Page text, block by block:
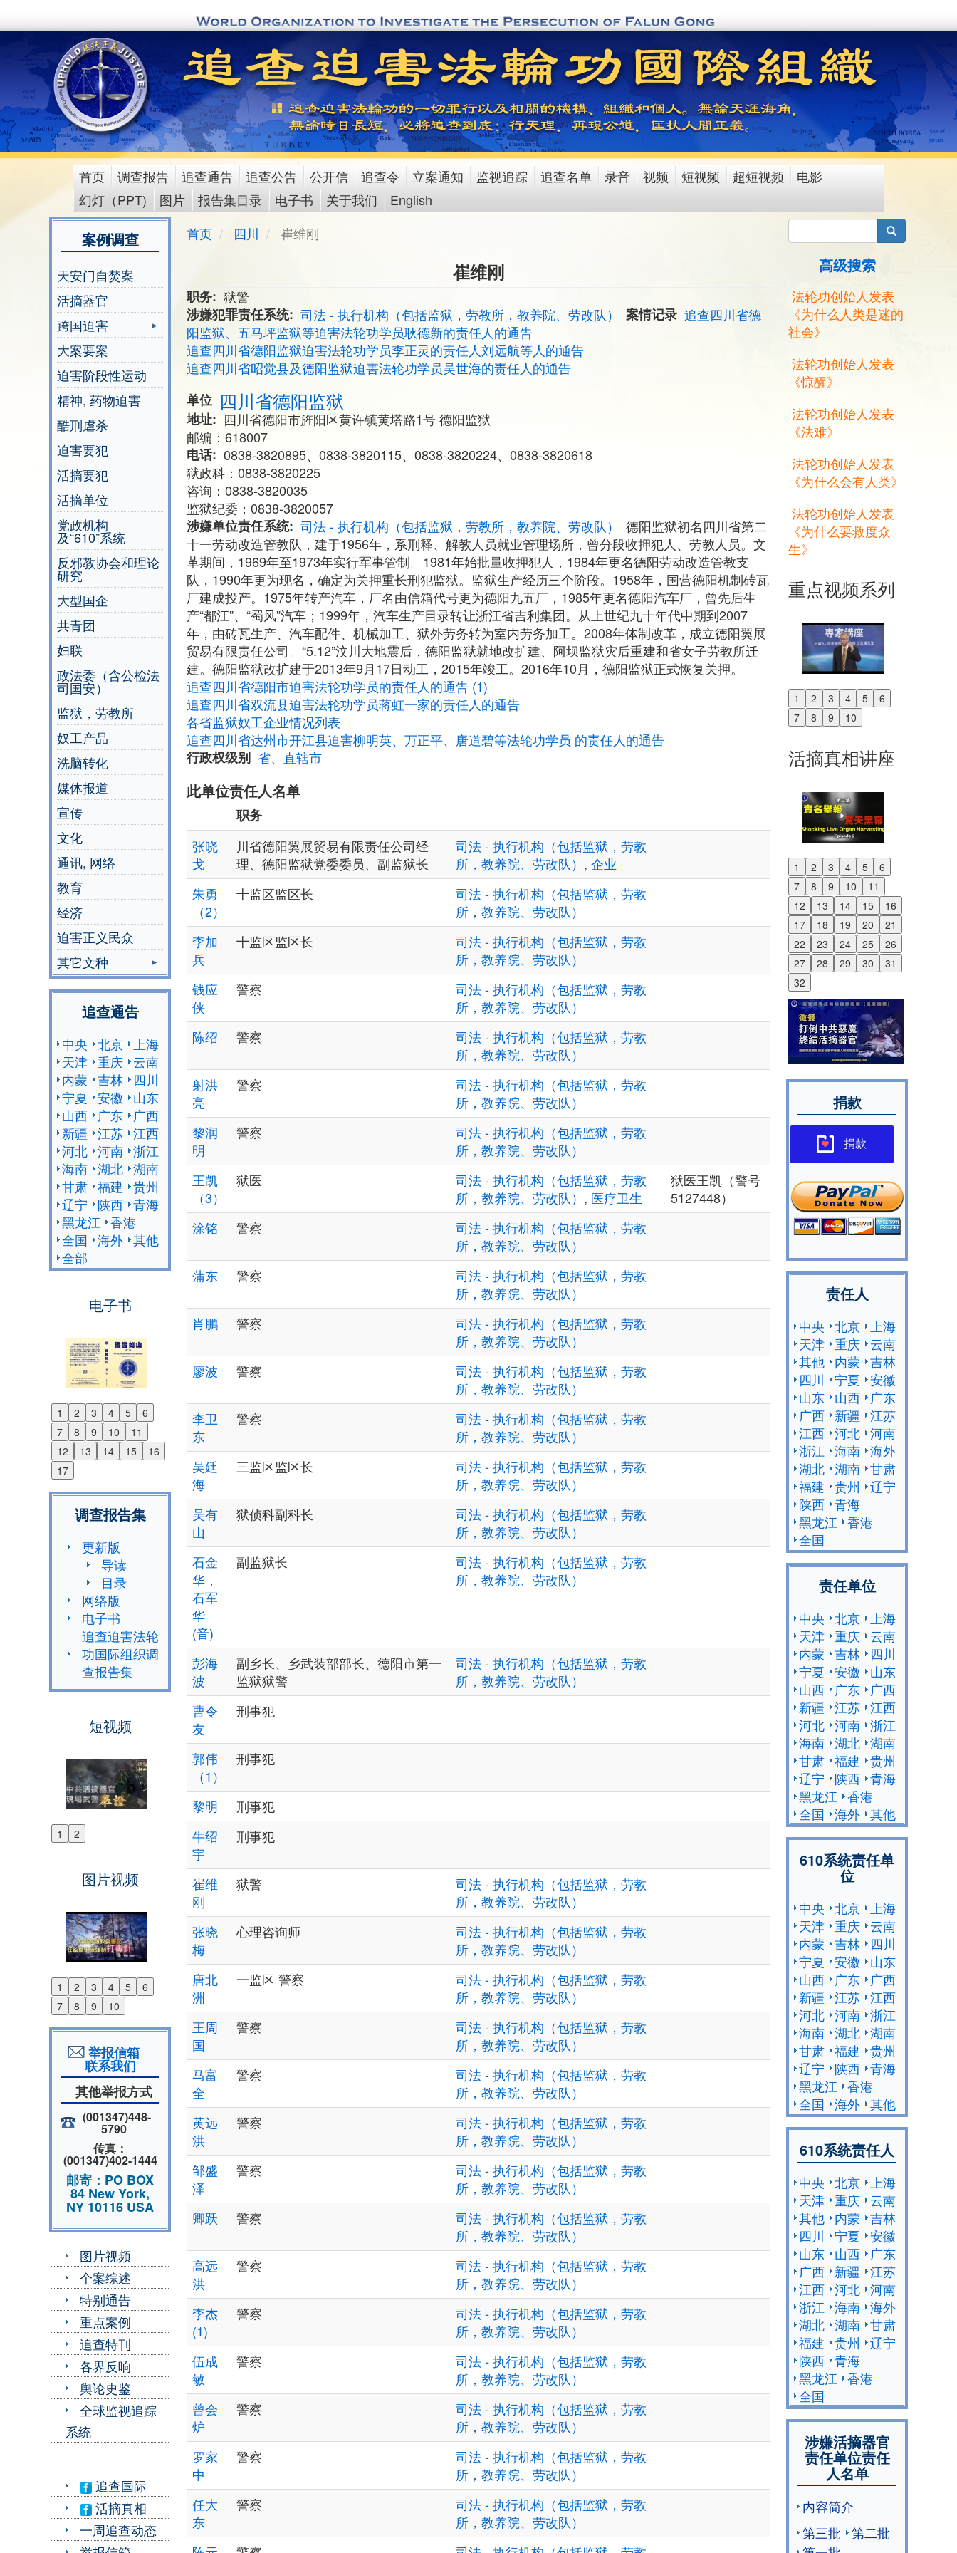
to
content
main
menu
首页 调查报告 追查通告 追查公告 公开信 追查令 立案通知 监视追踪 追查名单 录音 视频 短视频 超短视频
电影
幻灯（PPT)
图片 报告集目录 电子书 关于我们 English
案例调查
天安门自焚案
活摘器官
跨国迫害
大案要案
迫害阶段性运动
精神, 药物迫害
酷刑虐杀
迫害要犯
活摘要犯
活摘单位
党政机构
及“610”系统
反邪教协会和理论
研究
大型国企
共青团
妇联
政法委（含公检法
司国安）
监狱，劳教所
奴工产品
洗脑转化
媒体报道
宣传
文化
通讯, 网络
教育
经济
迫害正义民众
其它文种
追查通告
中央 北京 上海
天津 重庆 云南
内蒙 吉林
四川
宁夏 安徽
山东
山西
广东
广西
新疆 江苏 江西
河北 河南 浙江
海南 湖北 湖南
甘肃 福建 贵州
辽宁
陕西 青海
黑龙江 香港
全国 海外 其他
全部
电子书
1 2 3 4 5
6
7
8 9 10
11
12
13 14 15
16
17
Previous
Next
调查报告集
更新版
导读
目录
网络版
电子书
追查迫害法轮
功国际组织调
查报告集
短视频
1 2
Previous
图片视频
1 2 3 4 5
6
7
8 9 10
Previous
Next
举报信箱
联系我们
其他举报方式
(001347)448-
5790
传真：
(001347)402-1444
邮寄：PO BOX
84 New York,
NY 10116 USA
图片视频
个案综述
特别通告
重点案例
追查特刊
各界反响
舆论史鉴
全球监视追踪
系统
追查国际
活摘真相
一周追查动态
首页 四川 崔维刚
崔维刚
职务
狱警
涉嫌犯罪责任系统
司法 - 执行机构（包括监狱，劳教所，教养院、劳改队） 案情记录 追查四川省德
阳监狱、五马坪监狱等迫害法轮功学员耿德新的责任人的通告
追查四川省德阳监狱迫害法轮功学员李正灵的责任人刘远航等人的通告
追查四川省昭觉县及德阳监狱迫害法轮功学员吴世海的责任人的通告
单位 四川省德阳监狱
地址
四川省德阳市旌阳区黄许镇黄塔路1号 德阳监狱
邮编：618007
电话
0838-3820895、0838-3820115、0838-3820224、0838-3820618
狱政科：0838-3820225
咨询：0838-3820035
监狱纪委：0838-3820057
涉嫌单位责任系统
司法 - 执行机构（包括监狱，劳教所，教养院、劳改队）
德阳监狱初名四川省第二
十一劳动改造管教队，建于1956年，系刑释、解教人员就业管理场所，曾分段收押犯人、劳教人员。文
革期间，1969年至1973年实行军事管制。1981年始批量收押犯人，1984年更名德阳劳动改造管教支
队，1990年更为现名，确定为关押重长刑犯监狱。监狱生产经历三个阶段。1958年，国营德阳机制砖瓦
厂建成投产。1975年转产汽车，厂名由信箱代号更为德阳九五厂，1985年更名德阳汽车厂，曾先后生
产“都江”、“蜀风”汽车；1999年，汽车生产目录转让浙江省吉利集团。从上世纪九十年代中期到2007
年，由砖瓦生产、汽车配件、机械加工、狱外劳务转为室内劳务加工。2008年体制改革，成立德阳翼展
贸易有限责任公司。“5.12”汶川大地震后，德阳监狱就地改扩建、阿坝监狱灾后重建和省女子劳教所迁
建。德阳监狱改扩建于2013年9月17日动工，2015年竣工。2016年10月，德阳监狱正式恢复关押。
追查四川省德阳市迫害法轮功学员的责任人的通告 (1)
追查四川省双流县迫害法轮功学员蒋虹一家的责任人的通告
各省监狱奴工企业情况列表
追查四川省达州市开江县迫害柳明英、万正平、唐道碧等法轮功学员 的责任人的通告
行政权级别 省、直辖市
此单位责任人名单
职务
张晓
戈
川省德阳翼展贸易有限责任公司经
理、德阳监狱党委委员、副监狱长
司法 - 执行机构（包括监狱，劳教
所，教养院、劳改队） , 企业
朱勇
（2）
十监区监区长
司法 - 执行机构（包括监狱，劳教
所，教养院、劳改队）
李加
兵
十监区监区长
司法 - 执行机构（包括监狱，劳教
所，教养院、劳改队）
钱应
侠
警察
司法 - 执行机构（包括监狱，劳教
所，教养院、劳改队）
陈绍
警察
司法 - 执行机构（包括监狱，劳教
所，教养院、劳改队）
射洪
亮
警察
司法 - 执行机构（包括监狱，劳教
所，教养院、劳改队）
黎润
明
警察
司法 - 执行机构（包括监狱，劳教
所，教养院、劳改队）
王凯
（3）
狱医
司法 - 执行机构（包括监狱，劳教
所，教养院、劳改队） , 医疗卫生
狱医王凯（警号
5127448）
涂铭
警察
司法 - 执行机构（包括监狱，劳教
所，教养院、劳改队）
蒲东
警察
司法 - 执行机构（包括监狱，劳教
所，教养院、劳改队）
肖鹏
警察
司法 - 执行机构（包括监狱，劳教
所，教养院、劳改队）
廖波
警察
司法 - 执行机构（包括监狱，劳教
所，教养院、劳改队）
李卫
东
警察
司法 - 执行机构（包括监狱，劳教
所，教养院、劳改队）
吴廷
海
三监区监区长
司法 - 执行机构（包括监狱，劳教
所，教养院、劳改队）
吴有
山
狱侦科副科长
司法 - 执行机构（包括监狱，劳教
所，教养院、劳改队）
石金
华，
石军
华
(音)
副监狱长
司法 - 执行机构（包括监狱，劳教
所，教养院、劳改队）
彭海
波
副乡长、乡武装部部长、德阳市第一
监狱狱警
司法 - 执行机构（包括监狱，劳教
所，教养院、劳改队）
曹令
友
刑事犯
郭伟
（1）
刑事犯
黎明
刑事犯
牛绍
宇
刑事犯
崔维
刚
狱警
司法 - 执行机构（包括监狱，劳教
所，教养院、劳改队）
张晓
梅
心理咨询师
司法 - 执行机构（包括监狱，劳教
所，教养院、劳改队）
唐北
洲
一监区 警察
司法 - 执行机构（包括监狱，劳教
所，教养院、劳改队）
王周
国
警察
司法 - 执行机构（包括监狱，劳教
所，教养院、劳改队）
马富
全
警察
司法 - 执行机构（包括监狱，劳教
所，教养院、劳改队）
黄远
洪
警察
司法 - 执行机构（包括监狱，劳教
所，教养院、劳改队）
邹盛
泽
警察
司法 - 执行机构（包括监狱，劳教
所，教养院、劳改队）
卿跃
警察
司法 - 执行机构（包括监狱，劳教
所，教养院、劳改队）
高远
洪
警察
司法 - 执行机构（包括监狱，劳教
所，教养院、劳改队）
李杰
(1)
警察
司法 - 执行机构（包括监狱，劳教
所，教养院、劳改队）
伍成
敏
警察
司法 - 执行机构（包括监狱，劳教
所，教养院、劳改队）
曾会
炉
警察
司法 - 执行机构（包括监狱，劳教
所，教养院、劳改队）
罗家
中
警察
司法 - 执行机构（包括监狱，劳教
所，教养院、劳改队）
任大
东
警察
司法 - 执行机构（包括监狱，劳教
所，教养院、劳改队）
搜索
高级搜索
法轮功创始人发表
《为什么人类是迷的
社会》
法轮功创始人发表
《惊醒》
法轮功创始人发表
《法难》
法轮功创始人发表
《为什么会有人类》
法轮功创始人发表
《为什么要救度众
生》
重点视频系列
1 2 3 4 5
6
7
8 9 10
Previous
Next
活摘真相讲座
1 2 3 4 5
6
7
8 9 10
11
12
13 14 15
16
17
18 19 20
21
22
23 24 25
26
27
28 29 30
31
32
Previous
Next
捐款
捐款
责任人
中央 北京
上海
天津 重庆 云南
其他 内蒙 吉林
四川
宁夏 安徽
山东 山西
广东
广西 新疆 江苏
江西 河北 河南
浙江 海南 海外
湖北 湖南 甘肃
福建 贵州
辽宁
陕西 青海
黑龙江 香港
全国
责任单位
中央 北京
上海
天津 重庆 云南
内蒙 吉林
四川
宁夏 安徽
山东
山西
广东
广西
新疆 江苏 江西
河北 河南 浙江
海南 湖北 湖南
甘肃 福建 贵州
辽宁
陕西 青海
黑龙江 香港
全国 海外 其他
610系统责任单
位
中央 北京
上海
天津 重庆 云南
内蒙 吉林
四川
宁夏 安徽
山东
山西
广东
广西
新疆 江苏 江西
河北 河南 浙江
海南 湖北 湖南
甘肃 福建 贵州
辽宁
陕西 青海
黑龙江 香港
全国 海外 其他
610系统责任人
中央 北京
上海
天津 重庆 云南
其他 内蒙 吉林
四川
宁夏 安徽
山东 山西
广东
广西 新疆 江苏
江西 河北 河南
浙江 海南 海外
湖北 湖南 甘肃
福建 贵州
辽宁
陕西 青海
黑龙江 香港
全国
涉嫌活摘器官
责任单位责任
人名单
内容简介
第三批
第二批